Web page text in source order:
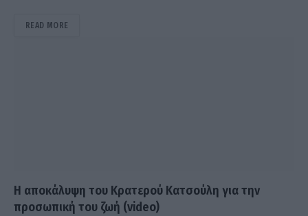
READ MORE
Η αποκάλυψη του Κρατερού Κατσούλη για την
προσωπική του ζωή (video)